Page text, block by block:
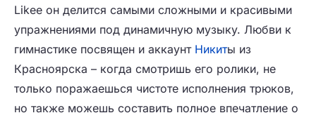
Likee он делится самыми сложными и красивыми
упражнениями под динамичную музыку. Любви к
гимнастике посвящен и аккаунт Никиты из
Красноярска – когда смотришь его ролики, не
только поражаешься чистоте исполнения трюков,
но также можешь составить полное впечатление о